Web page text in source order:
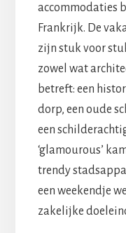
accommodaties
Frankrijk. De
zijn stuk voor
zowel wat
betreft: een
dorp, een oude
een
‘glamourous’
trendy
een weekendje
zakelijke